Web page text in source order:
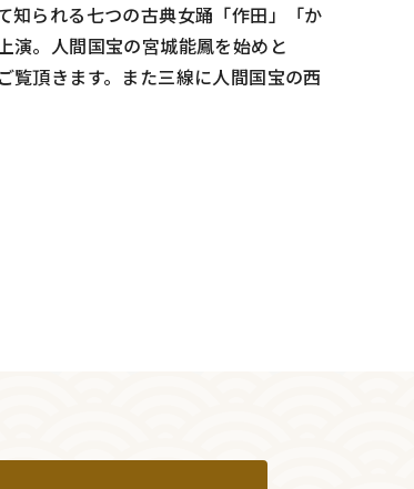
知られる七つの古典女踊「作田」「か
演。人間国宝の宮城能鳳を始めと
覧頂きます。また三線に人間国宝の西